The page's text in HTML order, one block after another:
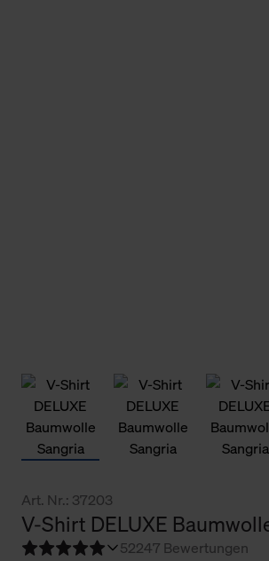
Art. Nr.: 37203
V-Shirt DELUXE
52247 Bewertungen